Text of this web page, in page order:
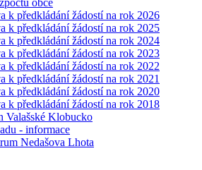
obce
k předkládání žádostí na rok 2026
k předkládání žádostí na rok 2025
k předkládání žádostí na rok 2024
k předkládání žádostí na rok 2023
k předkládání žádostí na rok 2022
k předkládání žádostí na rok 2021
k předkládání žádostí na rok 2020
k předkládání žádostí na rok 2018
Valašské Klobucko
- informace
Nedašova Lhota